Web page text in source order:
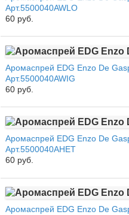
Арт.5500040AWLO
60 руб.
Аромаспрей EDG Enzo De
Арт.5500040AWIG
60 руб.
Аромаспрей EDG Enzo De
Арт.5500040AHET
60 руб.
Аромаспрей EDG Enzo De